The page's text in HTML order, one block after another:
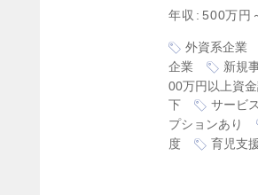
年収 500万円
外資系企業
企業
新規
00万円以上資
下
サービ
プションあり
度
育児支